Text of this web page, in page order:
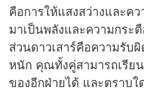
คือการให้แสงสว่างและค
มาเป็นพลังและความกระ
ส่วนดาวเสาร์คือความรับ
หนัก คุณทั้งคู่สามารถเรีย
ของอีกฝ่ายได้ และตราบ